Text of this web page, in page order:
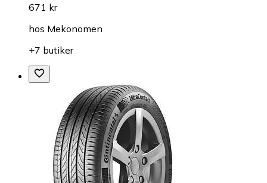
671 kr
hos Mekonomen
+7 butiker